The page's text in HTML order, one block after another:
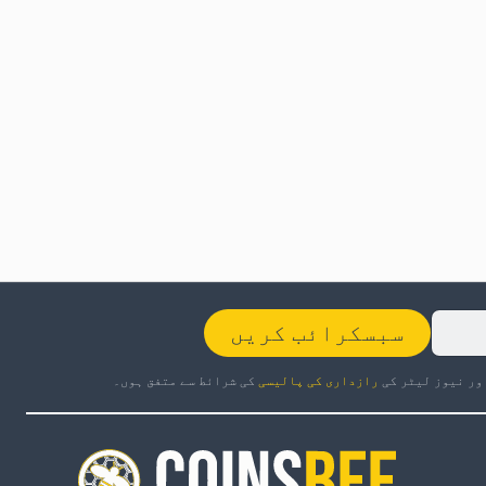
سبسکرائب کریں
نیوز لیٹر کی رازداری کی پالیسیکی شرائط سے متفق ہوں۔